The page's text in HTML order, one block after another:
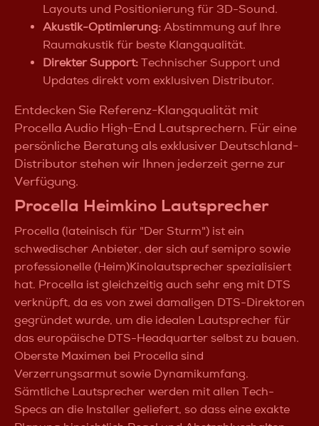
Layouts und Positionierung für 3D-Sound.
Akustik-Optimierung: Abstimmung auf Ihre
Raumakustik für beste Klangqualität.
Direkter Support: Technischer Support und
Updates direkt vom exklusiven Distributor.
Entdecken Sie Referenz-Klangqualität mit
Procella Audio High-End Lautsprechern. Für eine
persönliche Beratung als exklusiver Deutschland-
Distributor stehen wir Ihnen jederzeit gerne zur
Verfügung.
Procella Heimkino Lautsprecher
Procella (lateinisch für "Der Sturm") ist ein
schwedischer Anbieter, der sich auf semipro sowie
professionelle (Heim)Kinolautsprecher spezialisiert
hat. Procella ist gleichzeitig auch sehr eng mit DTS
verknüpft, da es von zwei damaligen DTS-Direktoren
gegründet wurde, um die idealen Lautsprecher für
das europäische DTS-Headquarter selbst zu bauen.
Oberste Maximen bei Procella sind
Verzerrungsarmut sowie Dynamikumfang.
Sämtliche Lautsprecher werden mit allen Tech-
Specs an die Installer geliefert, so dass eine exakte